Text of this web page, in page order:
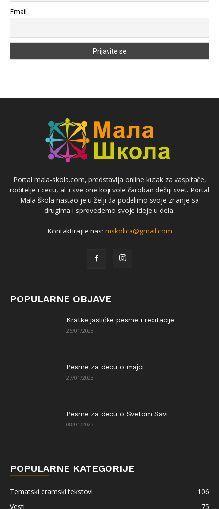
Email
Portal mala-skola.com, predstavlja online kutak za vaspitače,
roditelje i decu, ali i sve one koji vole čaroban dečiji svet. Portal
Mala škola nastao je u želji da podelimo svoje znanje sa
drugima i sprovedemo svoje ideje u dela.
Kontaktirajte nas: mskolica@gmail.com
POPULARNE OBJAVE
Kratke jasličke pesme i recitacije
26/01/2023
Pesme za decu o majci
27/01/2023
Pesme za decu o Svetom Savi
08/01/2023
POPULARNE KATEGORIJE
Tematski dramski tekstovi
106
Vesti
75